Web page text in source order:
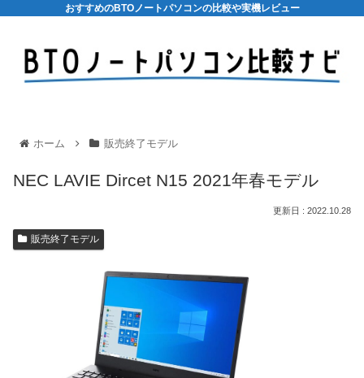
おすすめのBTOノートパソコンの比較や実機レビュー
ホーム 販売終了モデル
NEC LAVIE Dircet N15 2021年春モデル
2022.10.28
販売終了モデル